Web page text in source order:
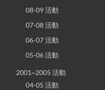
08-09 活動
07-08 活動
06-07 活動
05-06 活動
2001~2005 活動
04-05 活動